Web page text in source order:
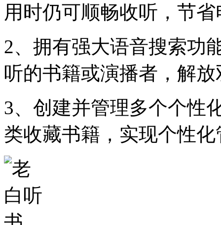
用时仍可顺畅收听，节
2、拥有强大语音搜索功
听的书籍或演播者，解放
3、创建并管理多个个性
类收藏书籍，实现个性化